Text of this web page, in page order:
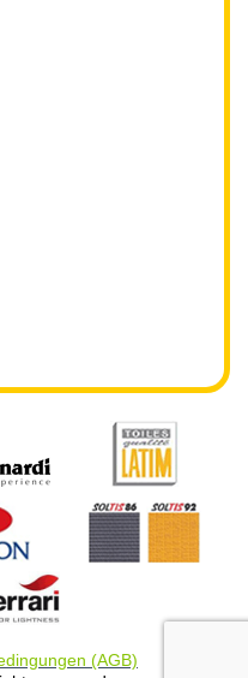
(AGB)